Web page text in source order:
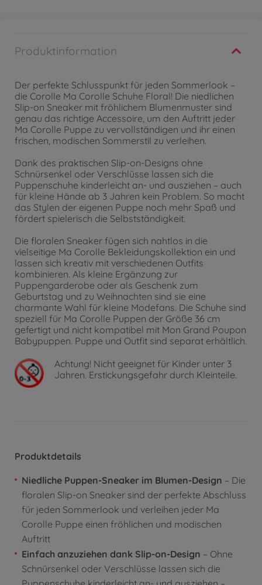
Produktinformation
Der perfekte Schlusspunkt für jeden Sommerlook –
die Corolle Ma Corolle Schuhe Floral! Die niedlichen
Slip-on Sneaker mit fröhlichem Blumenmuster sind
genau das richtige Accessoire, um den Auftritt jeder
Ma Corolle Puppe zu vervollständigen und ihr einen
frischen, modischen Sommerstil zu verleihen.
Dank des praktischen Slip-on-Designs ohne
Schnürsenkel oder Verschlüsse lassen sich die
Puppenschuhe kinderleicht an- und ausziehen – auch
für kleine Hände ab 3 Jahren kein Problem. So macht
das Stylen der eigenen Puppe noch mehr Spaß und
fördert spielerisch die Selbstständigkeit.
Die floralen Sneaker fügen sich nahtlos in die
vielseitige Ma Corolle Bekleidungskollektion ein und
lassen sich kreativ mit verschiedenen Outfits
kombinieren. Als kleine Ergänzung zur
Puppengarderobe oder als Geschenk zum
Geburtstag und zu Weihnachten sind sie eine
charmante Wahl für kleine Modefans. Die Schuhe sind
speziell für Ma Corolle Puppen der Größe 36 cm
gefertigt und nicht kompatibel mit Mon Grand Poupon
Babypuppen. Puppe und Outfit sind separat erhältlich.
Achtung! Nicht geeignet für Kinder unter 3
Jahren. Erstickungsgefahr durch Kleinteile.
Produktdetails
Niedliche Puppen-Sneaker im Blumen-Design – Die
floralen Slip-on Sneaker sind der perfekte Abschluss
für jeden Sommerlook und verleihen jeder Ma
Corolle Puppe einen fröhlichen und modischen
Auftritt
Einfach anzuziehen dank Slip-on-Design – Ohne
Schnürsenkel oder Verschlüsse lassen sich die